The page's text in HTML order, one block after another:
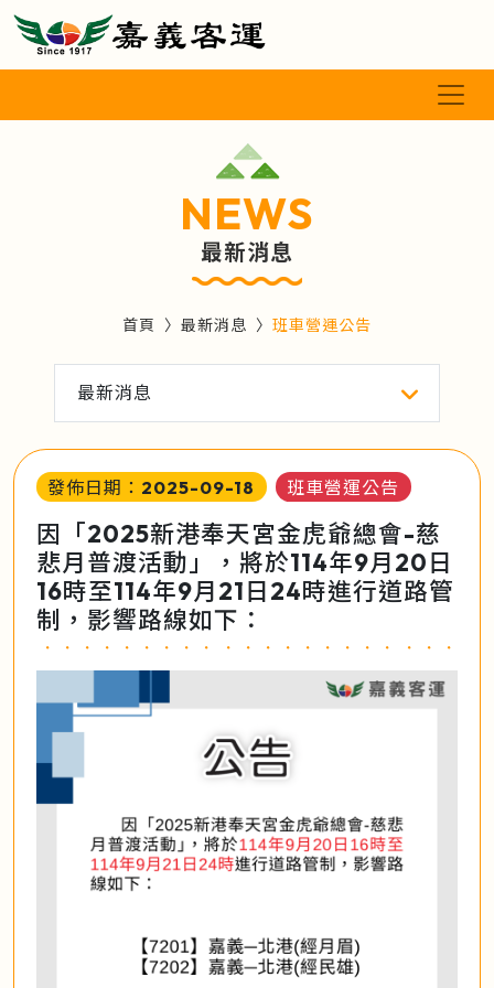
NEWS
最新消息
首頁 最新消息 班車營運公告
最新消息
發佈日期：2025-09-18 班車營運公告
因「2025新港奉天宮金虎爺總會-慈
悲月普渡活動」，將於114年9月20日
16時至114年9月21日24時進行道路管
制，影響路線如下：